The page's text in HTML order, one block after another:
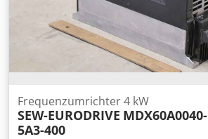
Frequenzumrichter 4 kW
SEW-EURODRIVE MDX60A0040-
5A3-400